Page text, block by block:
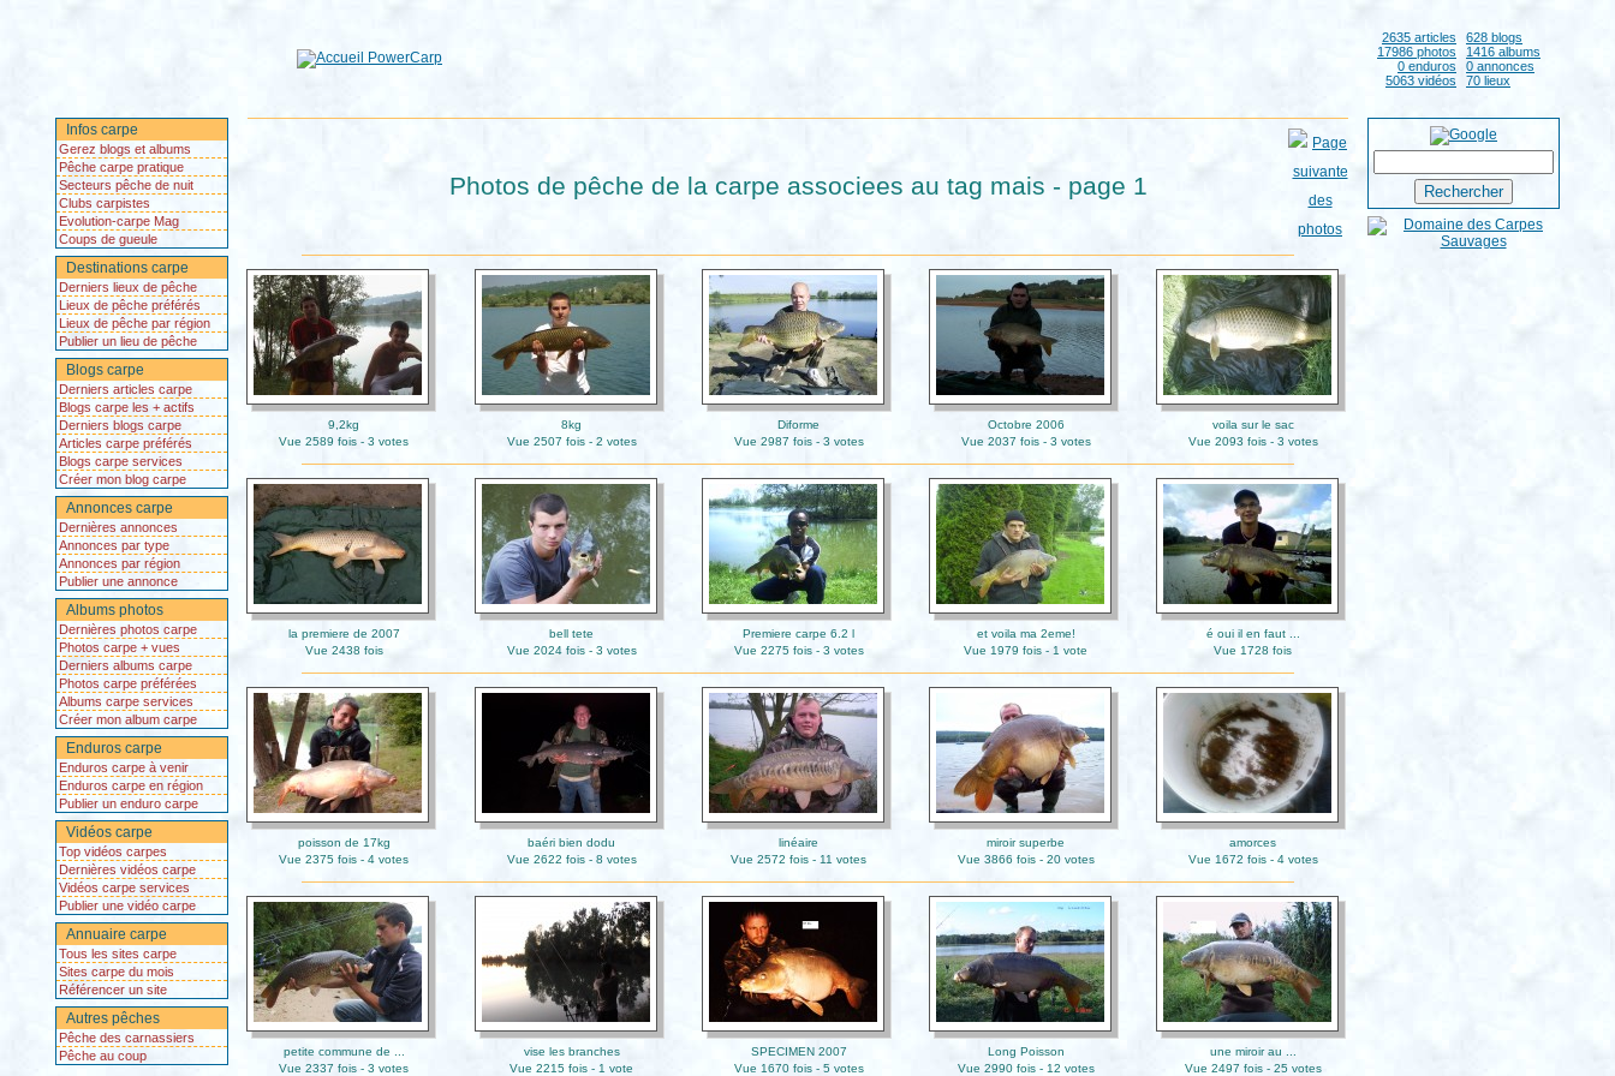
2635 articles
628 blogs
17986 photos
1416 albums
0 enduros
0 annonces
5063 vidéos
70 lieux
Infos carpe
Gerez blogs et albums
Pêche carpe pratique
Secteurs pêche de nuit
Clubs carpistes
Evolution-carpe Mag
Coups de gueule
Destinations carpe
Derniers lieux de pêche
Lieux de pêche préférés
Lieux de pêche par région
Publier un lieu de pêche
Blogs carpe
Derniers articles carpe
Blogs carpe les + actifs
Derniers blogs carpe
Articles carpe préférés
Blogs carpe services
Créer mon blog carpe
Annonces carpe
Dernières annonces
Annonces par type
Annonces par région
Publier une annonce
Albums photos
Dernières photos carpe
Photos carpe + vues
Derniers albums carpe
Photos carpe préférées
Albums carpe services
Créer mon album carpe
Enduros carpe
Enduros carpe à venir
Enduros carpe en région
Publier un enduro carpe
Vidéos carpe
Top vidéos carpes
Dernières vidéos carpe
Vidéos carpe services
Publier une vidéo carpe
Annuaire carpe
Tous les sites carpe
Sites carpe du mois
Référencer un site
Autres pêches
Pêche des carnassiers
Pêche au coup
Photos de pêche de la carpe associees au tag mais - page 1
9,2kg
Vue 2589 fois - 3 votes
8kg
Vue 2507 fois - 2 votes
Diforme
Vue 2987 fois - 3 votes
Octobre 2006
Vue 2037 fois - 3 votes
voila sur le sac
Vue 2093 fois - 3 votes
la premiere de 2007
Vue 2438 fois
bell tete
Vue 2024 fois - 3 votes
Premiere carpe 6.2 l
Vue 2275 fois - 3 votes
et voila ma 2eme!
Vue 1979 fois - 1 vote
é oui il en faut ...
Vue 1728 fois
poisson de 17kg
Vue 2375 fois - 4 votes
baéri bien dodu
Vue 2622 fois - 8 votes
linéaire
Vue 2572 fois - 11 votes
miroir superbe
Vue 3866 fois - 20 votes
amorces
Vue 1672 fois - 4 votes
petite commune de ...
Vue 2337 fois - 3 votes
vise les branches
Vue 2215 fois - 1 vote
SPECIMEN 2007
Vue 1670 fois - 5 votes
Long Poisson
Vue 2990 fois - 12 votes
une miroir au ...
Vue 2497 fois - 25 votes